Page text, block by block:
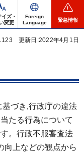
ズ・
変更
Foreign
Language
緊急情報
更新日:2022年4月1日
づき,行政庁の違法
たる行為について
。行政不服審査法
向上などの観点から